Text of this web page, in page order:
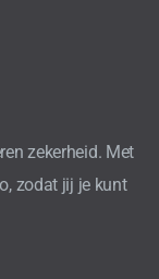
zekerheid. Met
zodat jij je kunt